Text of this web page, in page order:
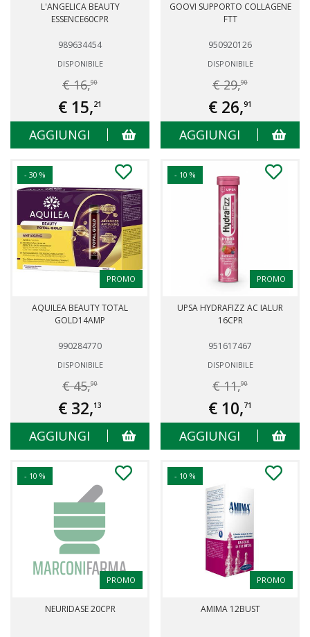
L'ANGELICA BEAUTY
ESSENCE60CPR
989634454
DISPONIBILE
€ 16,90
€ 15,21
AGGIUNGI
GOOVI SUPPORTO COLLAGENE
FTT
950920126
DISPONIBILE
€ 29,90
€ 26,91
AGGIUNGI
- 30 %
PROMO
AQUILEA BEAUTY TOTAL
GOLD14AMP
990284770
DISPONIBILE
€ 45,90
€ 32,13
AGGIUNGI
- 10 %
PROMO
UPSA HYDRAFIZZ AC IALUR
16CPR
951617467
DISPONIBILE
€ 11,90
€ 10,71
AGGIUNGI
- 10 %
PROMO
NEURIDASE 20CPR
- 10 %
PROMO
AMIMA 12BUST